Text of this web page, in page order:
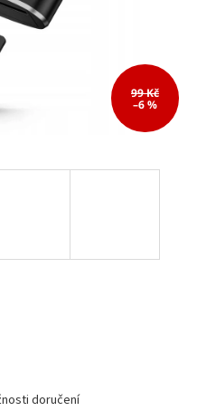
99 Kč
–6 %
doručení